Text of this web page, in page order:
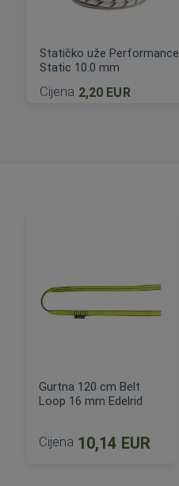
Statičko uže Performance
Static 10.0 mm
Cijena 2,20 EUR
Gurtna 120 cm Belt
Loop 16 mm Edelrid
Cijena 10,14 EUR